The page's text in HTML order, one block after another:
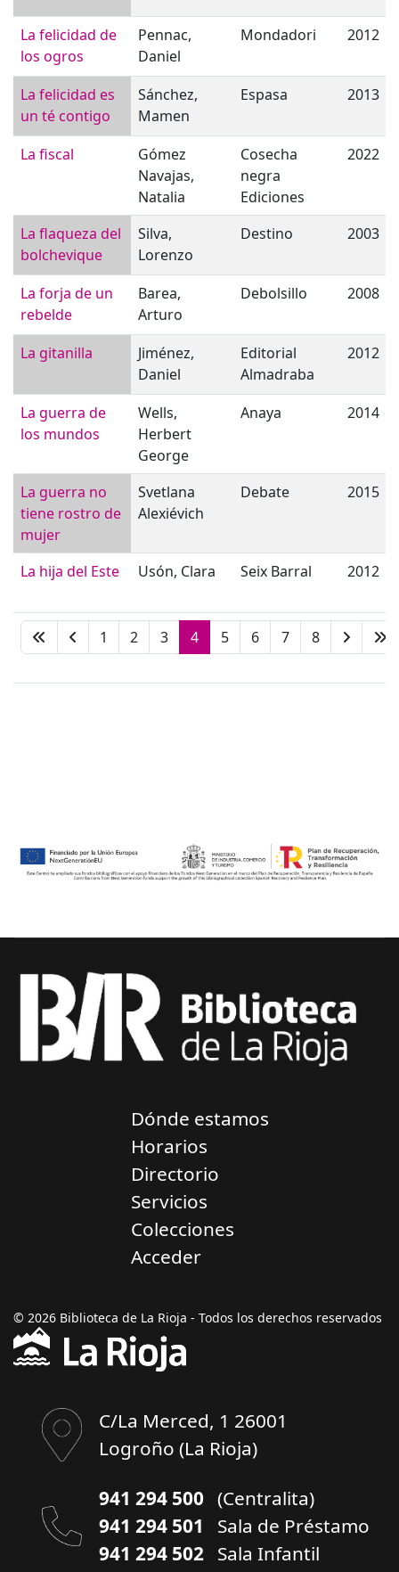
1 2 3 4 5 6 7 8
La felicidad de
los ogros
Pennac,
Daniel
Mondadori 2012
La felicidad es
un té contigo
Sánchez,
Mamen
Espasa 2013
La fiscal
Gómez
Navajas,
Natalia
Cosecha
negra
Ediciones
2022
La flaqueza del
bolchevique
Silva,
Lorenzo
Destino 2003
La forja de un
rebelde
Barea,
Arturo
Debolsillo 2008
La gitanilla
Jiménez,
Daniel
Editorial
Almadraba
2012
La guerra de
los mundos
Wells,
Herbert
George
Anaya 2014
La guerra no
tiene rostro de
mujer
Svetlana
Alexiévich
Debate 2015
La hija del Este Usón, Clara Seix Barral 2012
Dónde estamos
Horarios
Directorio
Servicios
Colecciones
Acceder
© 2026 Biblioteca de La Rioja - Todos los derechos reservados
C/La Merced, 1 26001
Logroño (La Rioja)
941 294 500 (Centralita)
941 294 501
Sala de Préstamo
941 294 502 Sala Infantil